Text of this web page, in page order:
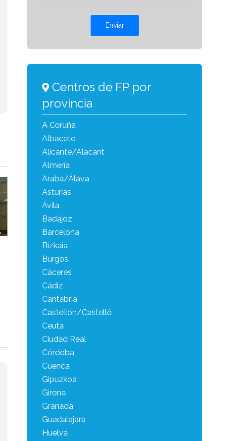
Enviar
Centros de FP por
provincia
A Coruña
Albacete
Alicante/Alacant
Almería
Araba/Álava
Asturias
Ávila
Badajoz
Barcelona
Bizkaia
Burgos
Cáceres
Cádiz
Cantabria
Castellón/Castelló
Ceuta
Ciudad Real
Córdoba
Cuenca
Gipuzkoa
Girona
Granada
Guadalajara
Huelva